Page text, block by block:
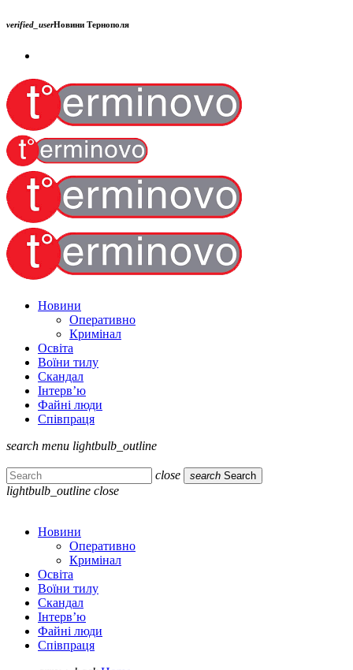
verified_userНовини Тернополя
Новини
Оперативно
Кримінал
Освіта
Воїни тилу
Скандал
Інтерв’ю
Файні люди
Співпраця
search menu lightbulb_outline
close search Search
lightbulb_outline close
Новини
Оперативно
Кримінал
Освіта
Воїни тилу
Скандал
Інтерв’ю
Файні люди
Співпраця